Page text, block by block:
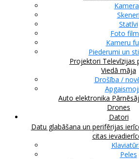
Skeneri
Statīvi
Foto
Kameru
Piederumi un
Projektori Televīzijas
Viedā māja
Drošība /
Auto elektronika
Drones
Datori
Datu glabāšana un perifērijas
citas
Peles